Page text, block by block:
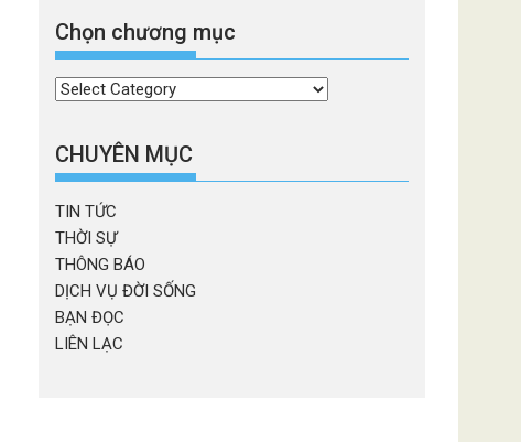
Chọn chương mục
Chọn
mục
CHUYÊN MỤC
TIN TỨC
THỜI SỰ
THÔNG BÁO
DỊCH VỤ ĐỜI SỐNG
BẠN ĐỌC
LIÊN LẠC